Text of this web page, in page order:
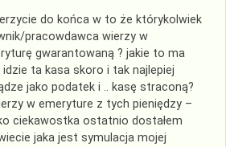
do końca w to że którykolwiek
pracowdawca wierzy w
gwarantowaną ? jakie to ma
ta kasa skoro i tak najlepiej
jako podatek i .. kasę straconą?
w emeryture z tych pieniędzy –
ciekawostka ostatnio dostałem
jaka jest symulacja mojej